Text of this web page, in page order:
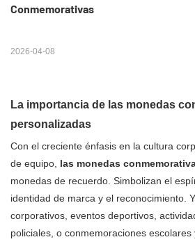
Conmemorativas
2026-04-08
La importancia de las monedas
personalizadas
Con el creciente énfasis en la cultura
de equipo, las monedas
monedas de recuerdo. Simbolizan el
identidad de marca y el reconocimiento.
corporativos, eventos deportivos,
policiales, o conmemoraciones